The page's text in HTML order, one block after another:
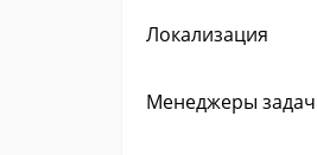
Локализация
Менеджеры задач